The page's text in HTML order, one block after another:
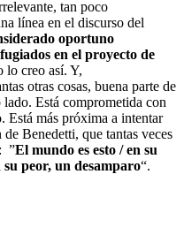
tan poco
línea en el discurso del
oportuno
en el proyecto de
lo creo así. Y,
otras cosas, buena parte de
Está comprometida con
Está más próxima a intentar
Benedetti, que tantas veces
”El mundo es esto / en su
peor, un desamparo“.